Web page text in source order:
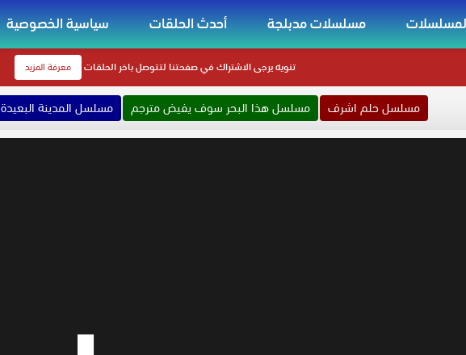
مسلسلات مدبلجة أحدث الحلقات سياسية الخصوصية
تنويهيرجى الاشتراك في صفحتنا لتتوصل باخر الحلقات معرفة المزيد
مسلسل حلم اشرف مسلسل هذا البحر سوف يفيض مترجم مسلسل المدينة البعيدة